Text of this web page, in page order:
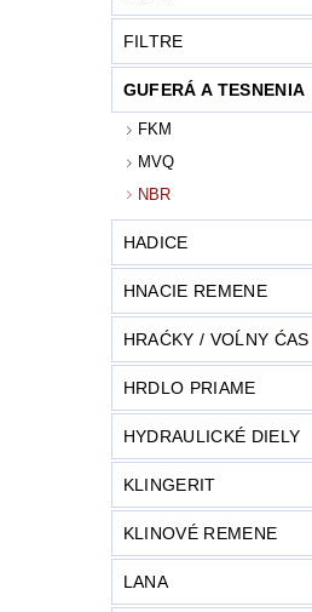
FILTRE
GUFERÁ A TESNENIA
FKM
MVQ
NBR
HADICE
HNACIE REMENE
HRAĆKY / VOĹNY ĆAS
HRDLO PRIAME
HYDRAULICKÉ DIELY
KLINGERIT
KLINOVÉ REMENE
LANA